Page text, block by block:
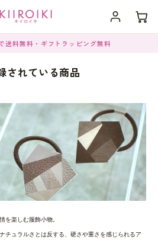
送料無料・ギフトラッピング無料
されている商品
を楽しむ服飾小物。
チュラルさとは反する、硬さや重さを感じられるア